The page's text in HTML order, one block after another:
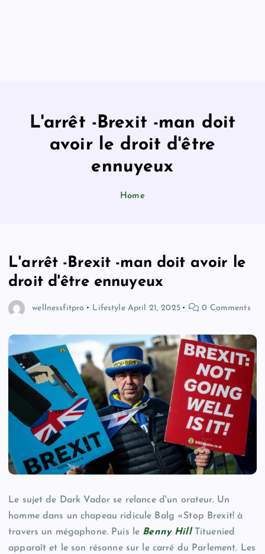
L'arrêt -Brexit -man doit
avoir le droit d'être
ennuyeux
Home
L'arrêt -Brexit -man doit avoir le
droit d'être ennuyeux
wellnessfitpro Lifestyle April 21, 2025 0 Comments
Le sujet de Dark Vador se relance d'un orateur. Un
homme dans un chapeau ridicule Balg «Stop Brexit! à
travers un mégaphone. Puis le Benny HillTituenied
apparaît et le son résonne sur le carré du Parlement. Les